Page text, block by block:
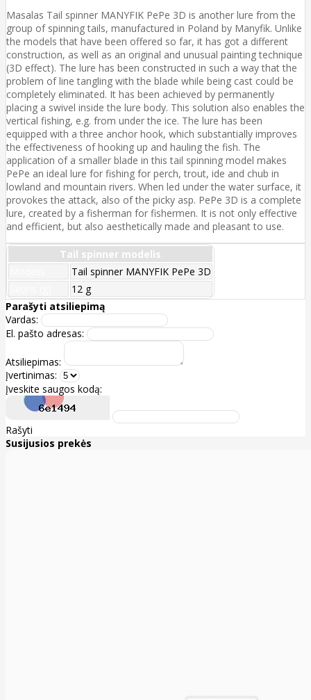
Masalas Tail spinner MANYFIK PePe 3D is another lure from the
group of spinning tails, manufactured in Poland by Manyfik. Unlike
the models that have been offered so far, it has got a different
construction, as well as an original and unusual painting technique
(3D effect). The lure has been constructed in such a way that the
problem of line tangling with the blade while being cast could be
completely eliminated. It has been achieved by permanently
placing a swivel inside the lure body. This solution also enables the
vertical fishing, e.g. from under the ice. The lure has been
equipped with a three anchor hook, which substantially improves
the effectiveness of hooking up and hauling the fish. The
application of a smaller blade in this tail spinning model makes
PePe an ideal lure for fishing for perch, trout, ide and chub in
lowland and mountain rivers. When led under the water surface, it
provokes the attack, also of the picky asp. PePe 3D is a complete
lure, created by a fisherman for fishermen. It is not only effective
and efficient, but also aesthetically made and pleasant to use.
Tail spinner modelis
Tail spinner MANYFIK PePe 3D
12 g
Parašyti atsiliepimą
Vardas:
El. pašto adresas:
Atsiliepimas:
Įvertinimas:
Įveskite saugos kodą:
Rašyti
Susijusios prekės